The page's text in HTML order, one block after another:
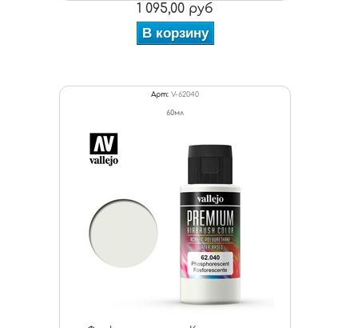
1 095,00 руб
В корзину
Арт: V-62040
60мл